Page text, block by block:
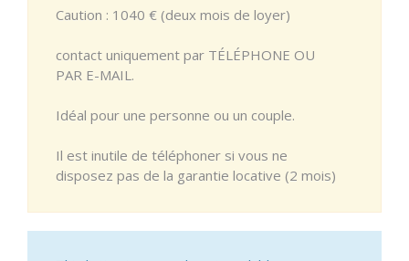
Caution : 1040 € (deux mois de loyer)
contact uniquement par TÉLÉPHONE OU
PAR E-MAIL.
Idéal pour une personne ou un couple.
Il est inutile de téléphoner si vous ne
disposez pas de la garantie locative (2 mois)